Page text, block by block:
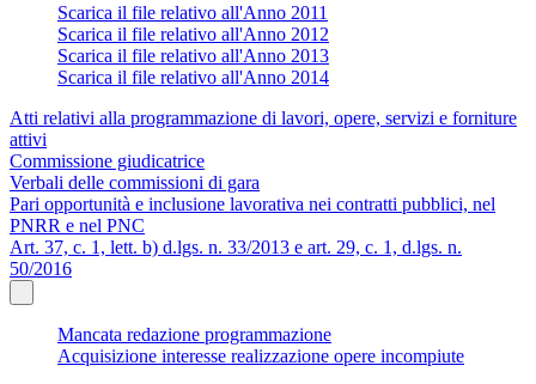
Scarica il file relativo all'Anno 2011
Scarica il file relativo all'Anno 2012
Scarica il file relativo all'Anno 2013
Scarica il file relativo all'Anno 2014
Atti relativi alla programmazione di lavori, opere, servizi e forniture
attivi
Commissione giudicatrice
Verbali delle commissioni di gara
Pari opportunità e inclusione lavorativa nei contratti pubblici, nel
PNRR e nel PNC
Art. 37, c. 1, lett. b) d.lgs. n. 33/2013 e art. 29, c. 1, d.lgs. n.
50/2016
Mancata redazione programmazione
Acquisizione interesse realizzazione opere incompiute